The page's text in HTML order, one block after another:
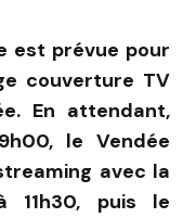
est prévue pour
couverture TV
En attendant,
le Vendée
avec la
11h30, puis le